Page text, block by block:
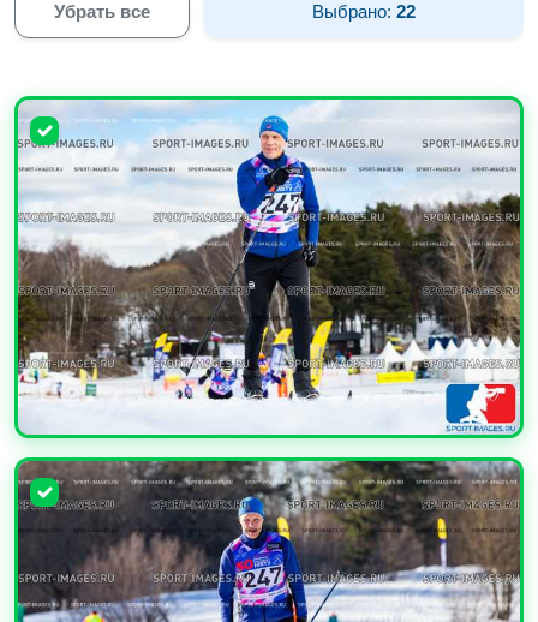
Убрать все Выбрано:22
УВЕЛИЧИТЬ